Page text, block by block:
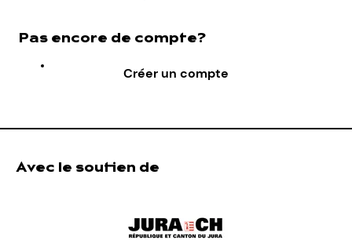
Pas encore de compte?
Créer un compte
Avec le soutien de